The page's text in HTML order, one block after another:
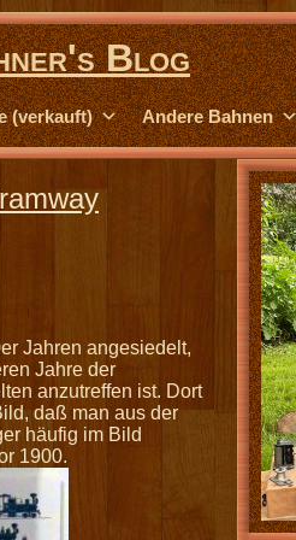
Blog
(verkauft) Andere Bahnen
Jahren angesiedelt,
Jahre der
anzutreffen ist. Dort
daß man aus der
häufig im Bild
1900.